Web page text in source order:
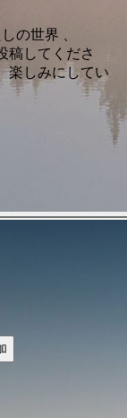
の世界 、
稿してくださ
楽しみにしてい